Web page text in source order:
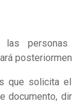
las
que